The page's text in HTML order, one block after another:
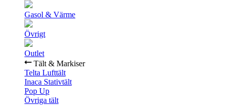
Gasol & Värme
Övrigt
Outlet
Tält & Markiser
Telta Lufttält
Inaca Stativtält
Pop Up
Övriga tält